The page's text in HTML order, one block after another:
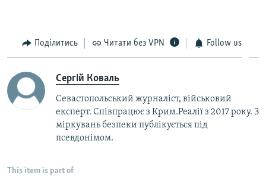
Поділитись Читати без VPN Follow us
Сергій Коваль
Севастопольський журналіст, військовий
експерт. Співпрацює з Крим.Реалії з 2017 року. З
міркувань безпеки публікується під
псевдонімом.
This item is part of